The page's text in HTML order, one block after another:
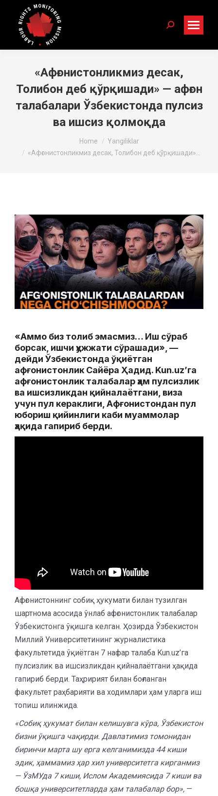
Search:
«Афғонистонликмиз десак,
Толибон деб қўрқишади» — афғон
талабалари Ўзбекистонда пулсиз
ва ишсиз қолмоқда
Home
Yangiliklar
«Афғонистонликмиз десак, Толибон деб қўрқишади»…
«Аммо биз толиб эмасмиз… Иш сўраб
борсак, ишчи ҳужжати сўрашади», —
дейди Ўзбекистонда ўқиётган
афғонистонлик Сайёра Ҳадид. Kun.uz’га
афғонистонлик талабалар ҳам пулсизлик
ва ишсизликдан қийналаётгани, виза
учун пул кераклиги, Афғонистондан пул
юбориш қийинлиги каби муаммолар
ҳақида гапириб берди.
Афғонистоннинг собиқ ҳукумати билан тузилган
шартнома асосида ўнлаб афғонистонлик талабалар
Ўзбекистонга ўқишга келган. Ҳозирда Ўзбекистон
Миллий Университетининг журналистика
факультетида ўқиётган 7 нафар талаба Kun.uz’га
пулсизлик ва ишсизликдан қийналаётгани ҳақида
гапириб берди. Таҳририят билан боғланган
факультет раҳбарияти ва ходимлари ҳам уларга иш
топиш илинжида.
«Собиқ ҳукумат билан келишувга кўра, Ўзбекистон
бизни ўқишга чақирди. Давлатимиз томонидан
биринчи марта шу ерга келганимизда 44 киши
эдик, ҳаммамиз ҳар хил университетга кирганмиз
— ЎзМУда 7 киши, Ислом Академиясида 7 киши ва
бошқа университетларда ҳам талабалар бор», —